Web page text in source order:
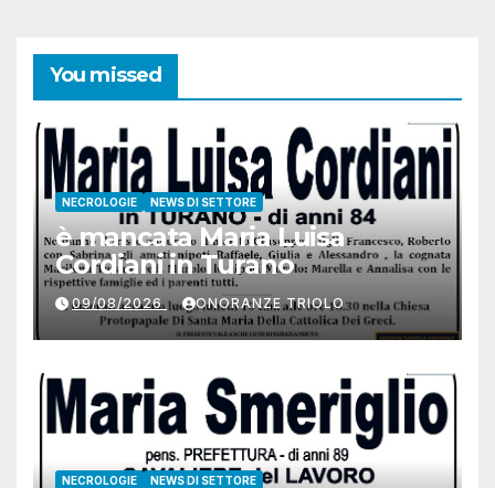
You missed
NECROLOGIE NEWS DI SETTORE
è mancata Maria Luisa
Cordiani in Turano
09/08/2026 ONORANZE TRIOLO
NECROLOGIE NEWS DI SETTORE